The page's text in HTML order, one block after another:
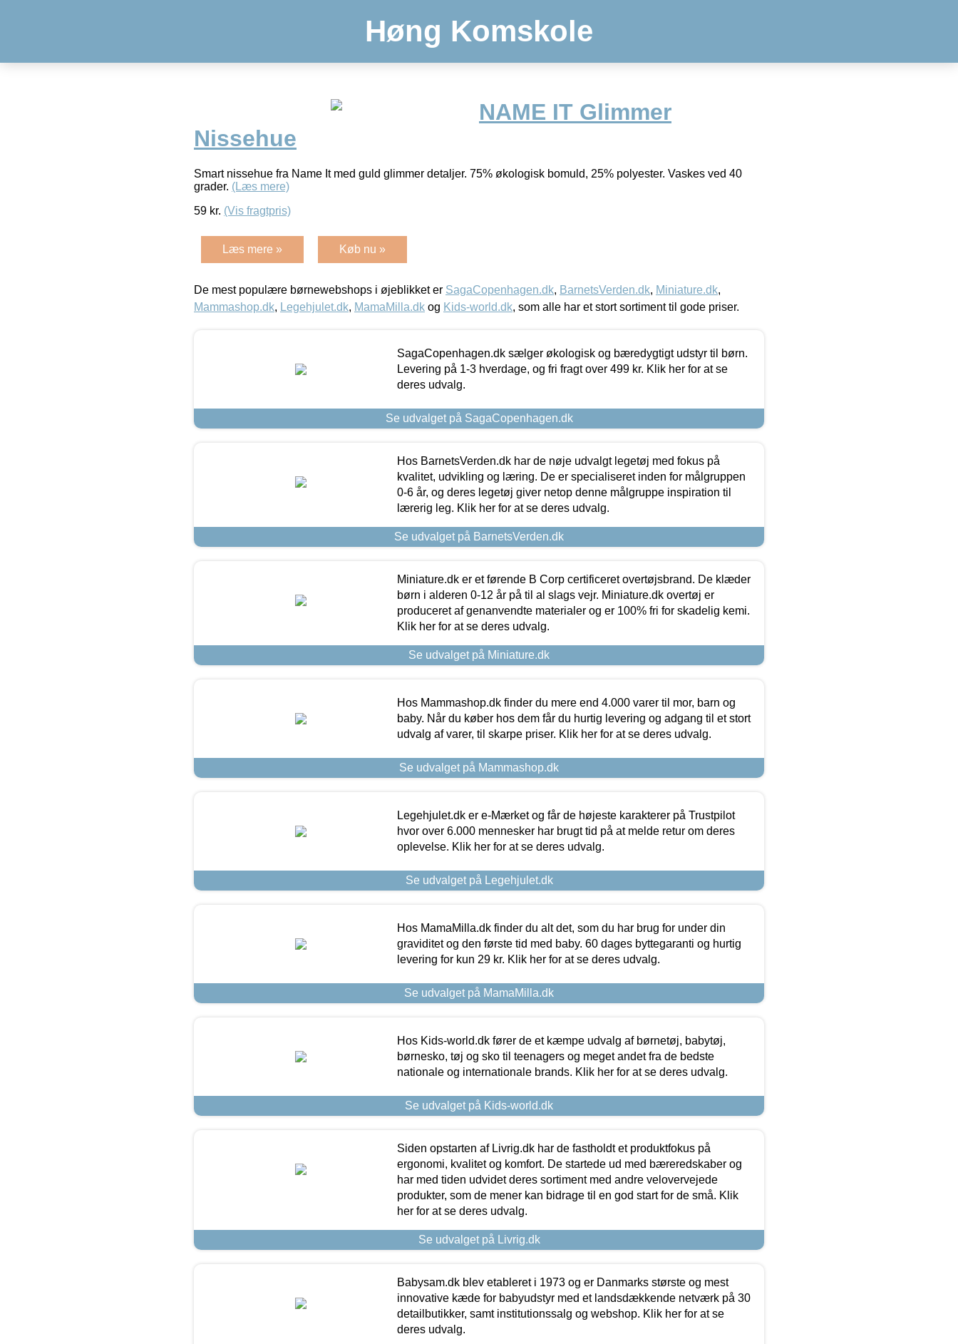
Høng Komskole
NAME IT Glimmer
Nissehue
Smart nissehue fra Name It med guld glimmer detaljer. 75% økologisk bomuld, 25% polyester. Vaskes ved 40
grader. (Læs mere)
59 kr. (Vis fragtpris)
Læs mere » Køb nu »
De mest populære børnewebshops i øjeblikket er SagaCopenhagen.dk, BarnetsVerden.dk, Miniature.dk,
Mammashop.dk, Legehjulet.dk, MamaMilla.dk og Kids-world.dk, som alle har et stort sortiment til gode priser.
SagaCopenhagen.dk sælger økologisk og bæredygtigt udstyr til børn.
Levering på 1-3 hverdage, og fri fragt over 499 kr. Klik her for at se
deres udvalg.
Se udvalget på SagaCopenhagen.dk
Hos BarnetsVerden.dk har de nøje udvalgt legetøj med fokus på
kvalitet, udvikling og læring. De er specialiseret inden for målgruppen
0-6 år, og deres legetøj giver netop denne målgruppe inspiration til
lærerig leg. Klik her for at se deres udvalg.
Se udvalget på BarnetsVerden.dk
Miniature.dk er et førende B Corp certificeret overtøjsbrand. De klæder
børn i alderen 0-12 år på til al slags vejr. Miniature.dk overtøj er
produceret af genanvendte materialer og er 100% fri for skadelig kemi.
Klik her for at se deres udvalg.
Se udvalget på Miniature.dk
Hos Mammashop.dk finder du mere end 4.000 varer til mor, barn og
baby. Når du køber hos dem får du hurtig levering og adgang til et stort
udvalg af varer, til skarpe priser. Klik her for at se deres udvalg.
Se udvalget på Mammashop.dk
Legehjulet.dk er e-Mærket og får de højeste karakterer på Trustpilot
hvor over 6.000 mennesker har brugt tid på at melde retur om deres
oplevelse. Klik her for at se deres udvalg.
Se udvalget på Legehjulet.dk
Hos MamaMilla.dk finder du alt det, som du har brug for under din
graviditet og den første tid med baby. 60 dages byttegaranti og hurtig
levering for kun 29 kr. Klik her for at se deres udvalg.
Se udvalget på MamaMilla.dk
Hos Kids-world.dk fører de et kæmpe udvalg af børnetøj, babytøj,
børnesko, tøj og sko til teenagers og meget andet fra de bedste
nationale og internationale brands. Klik her for at se deres udvalg.
Se udvalget på Kids-world.dk
Siden opstarten af Livrig.dk har de fastholdt et produktfokus på
ergonomi, kvalitet og komfort. De startede ud med bæreredskaber og
har med tiden udvidet deres sortiment med andre velovervejede
produkter, som de mener kan bidrage til en god start for de små. Klik
her for at se deres udvalg.
Se udvalget på Livrig.dk
Babysam.dk blev etableret i 1973 og er Danmarks største og mest
innovative kæde for babyudstyr med et landsdækkende netværk på 30
detailbutikker, samt institutionssalg og webshop. Klik her for at se
deres udvalg.